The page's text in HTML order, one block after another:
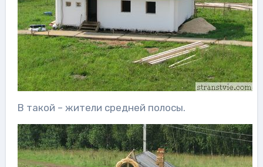
В такой – жители средней полосы.